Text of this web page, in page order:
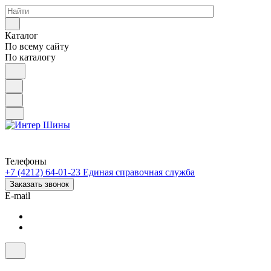
Каталог
По всему сайту
По каталогу
Телефоны
+7 (4212) 64-01-23 Единая справочная служба
Заказать звонок
E-mail